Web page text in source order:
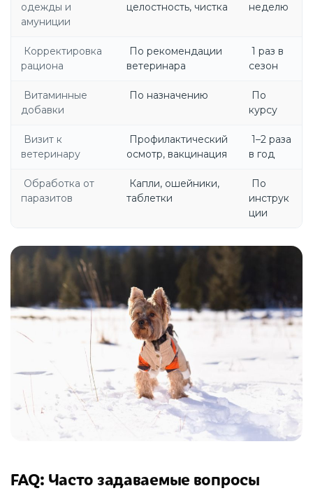
одежды и
амуниции
целостность, чистка
неделю
Корректировка
рациона
По рекомендации
ветеринара
1 раз в
сезон
Витаминные
добавки
По назначению
По
курсу
Визит к
ветеринару
Профилактический
осмотр, вакцинация
1–2 раза
в год
Обработка от
паразитов
Капли, ошейники,
таблетки
По
инструк
ции
FAQ: Часто задаваемые вопросы